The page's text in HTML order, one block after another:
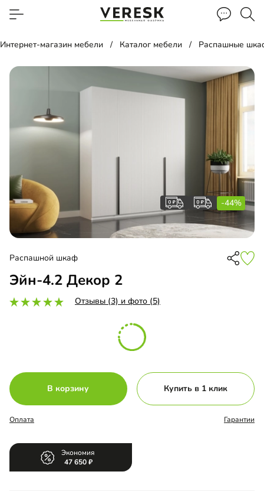
Интернет-магазин мебели Каталог мебели Распашные
-44%
Распашной шкаф
Эйн-4.2 Декор 2
Отзывы (3) и фото (5)
В корзину Купить в 1 клик
Оплата Гарантии
Экономия
47 650